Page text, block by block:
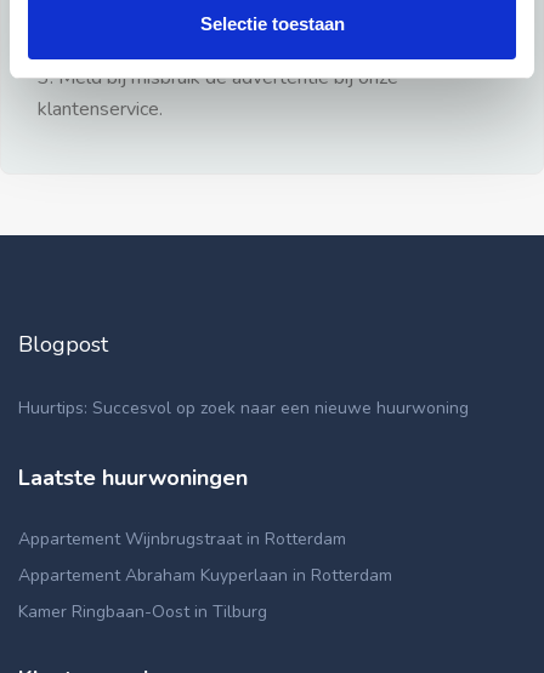
Selectie toestaan
3: Meld bij misbruik de advertentie bij onze
klantenservice.
Blogpost
Huurtips: Succesvol op zoek naar een nieuwe huurwoning
Laatste huurwoningen
Appartement Wijnbrugstraat in Rotterdam
Appartement Abraham Kuyperlaan in Rotterdam
Kamer Ringbaan-Oost in Tilburg